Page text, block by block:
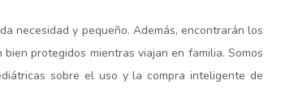
necesidad y pequeño. Además, encontrarán los
protegidos mientras viajan en familia. Somos
sobre el uso y la compra inteligente de